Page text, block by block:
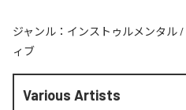
ジャンル： インストゥルメンタル /
ィブ
Various Artists